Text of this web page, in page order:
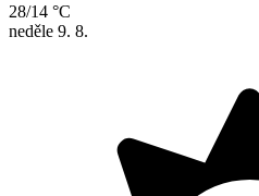
28/14 °C
neděle 9. 8.